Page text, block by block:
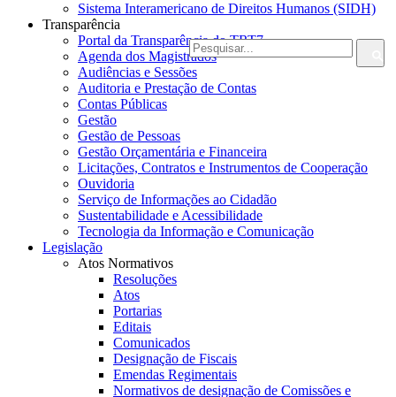
Sistema Interamericano de Direitos Humanos (SIDH)
Transparência
Portal da Transparência do TRT7
Agenda dos Magistrados
Audiências e Sessões
Auditoria e Prestação de Contas
Contas Públicas
Gestão
Gestão de Pessoas
Gestão Orçamentária e Financeira
Licitações, Contratos e Instrumentos de Cooperação
Ouvidoria
Serviço de Informações ao Cidadão
Sustentabilidade e Acessibilidade
Tecnologia da Informação e Comunicação
Legislação
Atos Normativos
Resoluções
Atos
Portarias
Editais
Comunicados
Designação de Fiscais
Emendas Regimentais
Normativos de designação de Comissões e